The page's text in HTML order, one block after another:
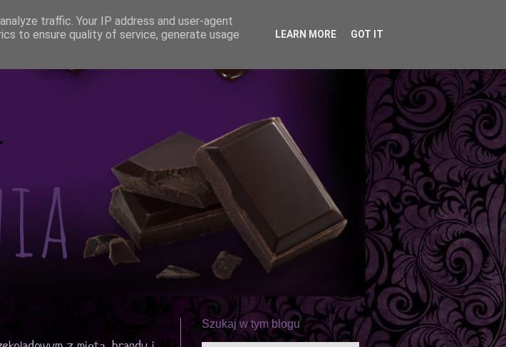
Szukaj w tym blogu
traffic. Your IP address and user-agent
to ensure quality of service, generate usage
LEARN MORE GOT IT